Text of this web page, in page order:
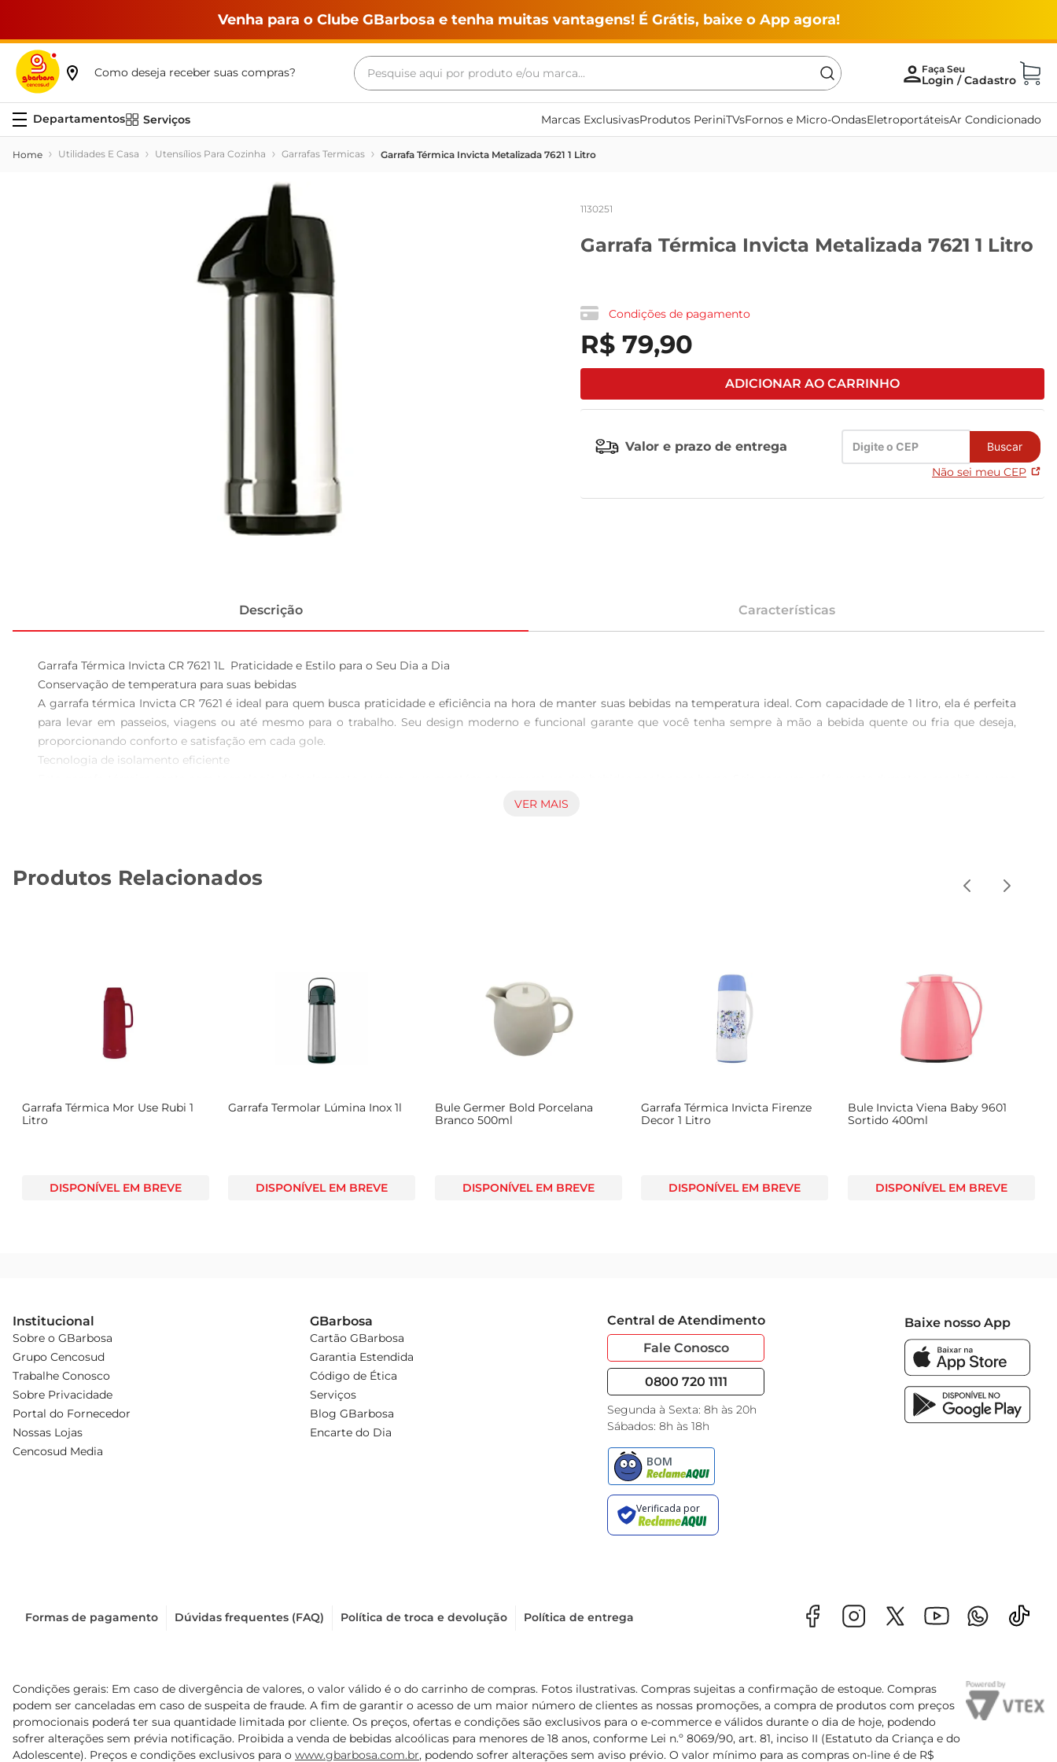
Venha para o Clube GBarbosa e tenha muitas vantagens! É Grátis, baixe o App agora!
Como deseja receber suas compras?
Pesquise aqui por produto e/ou marca...
Serviços Marcas ExclusivasProdutos PeriniTVsFornos e Micro-OndasEletroportáteisAr Condicionado
Utilidades E Casa Utensílios Para Cozinha Garrafas Termicas Garrafa Térmica Invicta Metalizada 7621 1 Litro
1130251
Garrafa Térmica Invicta Metalizada 7621 1 Litro
Condições de pagamento
R$ 79,90
ADICIONAR AO CARRINHO
Valor e prazo de entrega Buscar
Não sei meu CEP
Descrição Características
Garrafa Térmica Invicta CR 7621 1L  Praticidade e Estilo para o Seu Dia a Dia
Conservação de temperatura para suas bebidas
A garrafa térmica Invicta CR 7621 é ideal para quem busca praticidade e eficiência na hora de manter suas bebidas na temperatura ideal. Com capacidade de 1 litro, ela é perfeita
para levar em passeios, viagens ou até mesmo para o trabalho. Seu design moderno e funcional garante que você tenha sempre à mão a bebida quente ou fria que deseja,
proporcionando conforto e satisfação em cada gole.
Tecnologia de isolamento eficiente
água gelada durante a tarde, a Invicta CR 7621 garante que suasbebidas permaneçam na temperatura desejada, sem comprometer o sabor. Além disso, seu sistema de
abertura permite servir as bebidas com praticidade, enquanto sua alça ergonômica proporciona conforto ao carregar. As dimensões compactas tornam a garrafa ideal para ser
qualquer hora e em qualquer lugar.
VER MAIS
Produtos Relacionados
Garrafa Térmica Mor Use Rubi 1
Litro
DISPONÍVEL EM BREVE
Garrafa Termolar Lúmina Inox 1l
DISPONÍVEL EM BREVE
Bule Germer Bold Porcelana
Branco 500ml
DISPONÍVEL EM BREVE
Garrafa Térmica Invicta Firenze
Decor 1 Litro
DISPONÍVEL EM BREVE
Bule Invicta Viena Baby 9601
Sortido 400ml
DISPONÍVEL EM BREVE
Institucional
Sobre o GBarbosa
Grupo Cencosud
Trabalhe Conosco
Sobre Privacidade
Portal do Fornecedor
Nossas Lojas
Cencosud Media
GBarbosa
Cartão GBarbosa
Garantia Estendida
Código de Ética
Serviços
Blog GBarbosa
Encarte do Dia
Central de Atendimento
Fale Conosco
0800 720 1111
Segunda à Sexta: 8h às 20h
Sábados: 8h às 18h
Baixe nosso App
Formas de pagamento Dúvidas frequentes (FAQ) Política de troca e devolução Política de entrega
Condições gerais: Em caso de divergência de valores, o valor válido é o do carrinho de compras. Fotos ilustrativas. Compras sujeitas a confirmação de estoque. Compras
podem ser canceladas em caso de suspeita de fraude. A fim de garantir o acesso de um maior número de clientes as nossas promoções, a compra de produtos com preços
promocionais poderá ter sua quantidade limitada por cliente. Os preços, ofertas e condições são exclusivos para o e-commerce e válidos durante o dia de hoje, podendo
sofrer alterações sem prévia notificação. Proibida a venda de bebidas alcoólicas para menores de 18 anos, conforme Lei n.º 8069/90, art. 81, inciso II (Estatuto da Criança e do
Adolescente). Preços e condições exclusivos para o www.gbarbosa.com.br, podendo sofrer alterações sem aviso prévio. O valor mínimo para as compras on-line é de R$
Termos mais buscados
maquina lavar